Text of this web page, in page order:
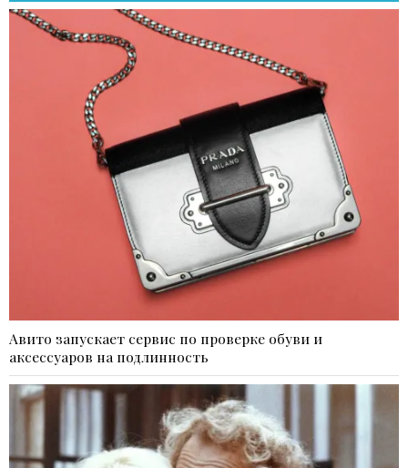
Авито запускает сервис по проверке обуви и
аксессуаров на подлинность